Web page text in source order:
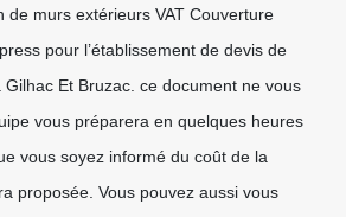
de murs extérieurs VAT Couverture
pour l’établissement de devis de
Et Bruzac. ce document ne vous
vous préparera en quelques heures
vous soyez informé du coût de la
proposée. Vous pouvez aussi vous